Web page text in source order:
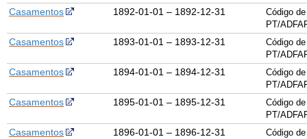
Casamentos 1892-01-01 – 1892-12-31
Código
PT/
Casamentos 1893-01-01 – 1893-12-31
Código
PT/
Casamentos 1894-01-01 – 1894-12-31
Código
PT/
Casamentos 1895-01-01 – 1895-12-31
Código
PT/
Casamentos 1896-01-01 – 1896-12-31
Código